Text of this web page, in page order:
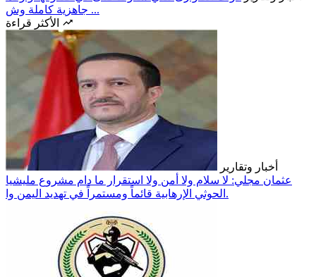
جاهزية كاملة وش ...
أخبار وتقارير
عثمان مجلي: لا سلام ولا أمن ولا استقرار ما دام مشروع مليشيا
الحوثي الإرهابية قائماً ومستمراً في تهديد اليمن وا.